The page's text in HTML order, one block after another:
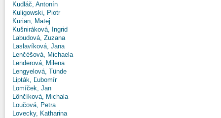
Kudláč, Antonín
Kuligowski, Piotr
Kurian, Matej
Kušniráková, Ingrid
Labudová, Zuzana
Laslavíková, Jana
Lenčéšová, Michaela
Lenderová, Milena
Lengyelová, Tünde
Lipták, Ľubomír
Lomíček, Jan
Lônčíková, Michala
Loučová, Petra
Lovecky, Katharina